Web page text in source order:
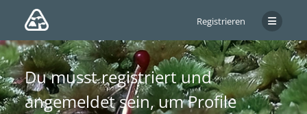
Registrieren
Du musst registriert und
angemeldet sein, um Profile